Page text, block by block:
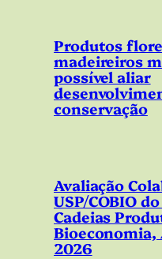
Produtos
madeireiros
possível aliar
conservação
Avaliação
USP/COBIO
Cadeias
Bioeconomia,
2026